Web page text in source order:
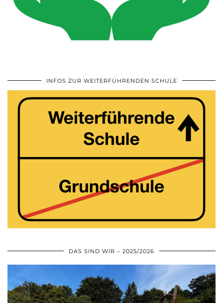
INFOS ZUR WEITERFÜHRENDEN SCHULE
DAS SIND WIR – 2025/2026